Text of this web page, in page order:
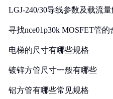
LGJ-240/30导线参数及载流
寻找nce01p30k MOSFET管
电梯的尺寸有哪些规格
镀锌方管尺寸一般有哪些
铝方管有哪些常见规格